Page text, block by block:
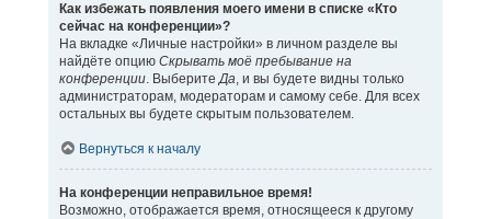
Как избежать появления моего имени в списке «Кто
сейчас на конференции»?
На вкладке «Личные настройки» в личном разделе вы
найдёте опцию Скрывать моё пребывание на
конференции. ВыберитеДа, и вы будете видны только
администраторам, модераторам и самому себе. Для всех
остальных вы будете скрытым пользователем.
Вернуться к началу
На конференции неправильное время!
Возможно, отображается время, относящееся к другому